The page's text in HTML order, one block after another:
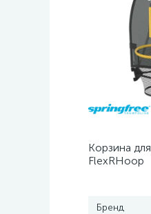
Корзина
FlexRHoop
Бренд